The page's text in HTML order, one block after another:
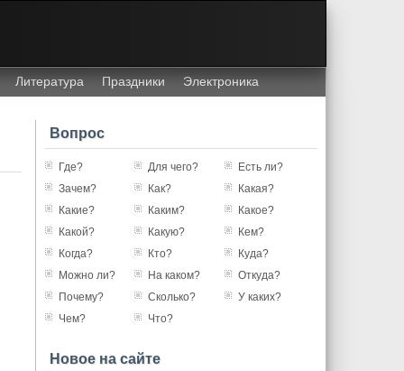
Литература Праздники Электроника
Вопрос
Где? Для чего?
Есть ли?
Зачем?
Как?
Какая?
Какие?
Каким?
Какое?
Какой?
Какую?
Кем?
Когда?
Кто?
Куда?
Можно ли?
На каком?
Откуда?
Почему?
Сколько?
У каких?
Чем?
Что?
Новое на сайте